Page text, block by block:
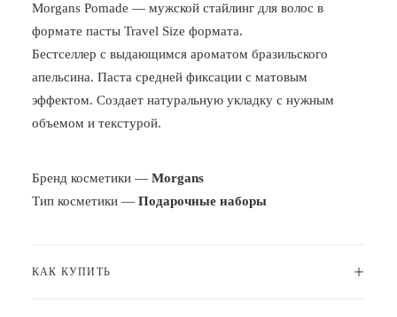
Morgans Pomade — мужской стайлинг для волос в
формате пасты Travel Size формата.
Бестселлер с выдающимся ароматом бразильского
апельсина. Паста средней фиксации с матовым
эффектом. Создает натуральную укладку с нужным
объемом и текстурой.
Бренд косметики — Morgans
Тип косметики — Подарочные наборы
КАК КУПИТЬ